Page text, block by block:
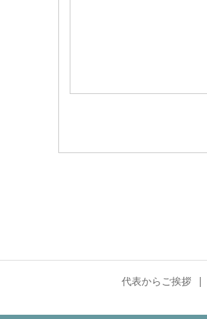
代表からご挨拶